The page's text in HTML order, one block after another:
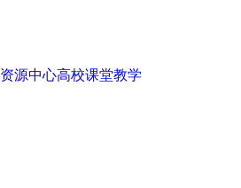
资源中心高校课堂教学